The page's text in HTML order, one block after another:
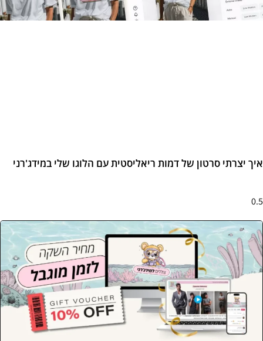
יצרתי סרטון של דמות ריאליסטית עם הלוגו שלי במידג'רני